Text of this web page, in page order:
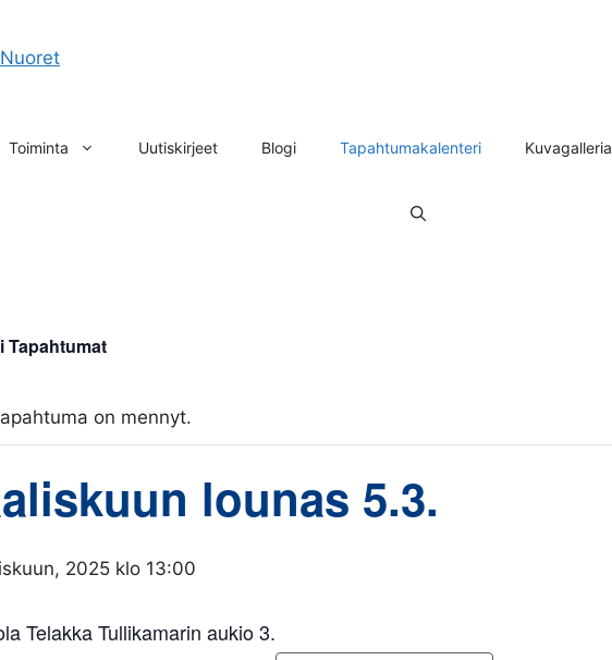
Toiminta Uutiskirjeet Blogi Tapahtumakalenteri Kuvagalleria
Tapahtumat
on mennyt.
lounas 5.3.
2025 klo 13:00
TelakkaTullikamarin aukio 3.